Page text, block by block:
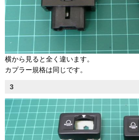
横から見ると全く違います。
カプラー規格は同じです。
3